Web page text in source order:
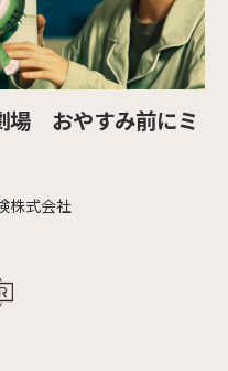
場 おやすみ前にミ
株式会社